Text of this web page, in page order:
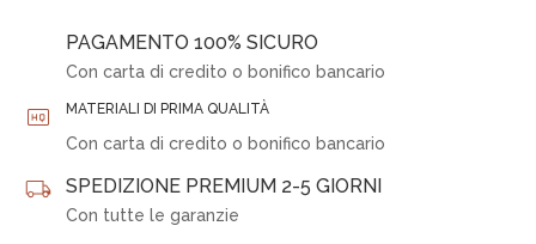
PAGAMENTO 100% SICURO
Con carta di credito o bonifico bancario
MATERIALI DI PRIMA QUALITÀ
Con carta di credito o bonifico bancario
SPEDIZIONE PREMIUM 2-5 GIORNI
Con tutte le garanzie